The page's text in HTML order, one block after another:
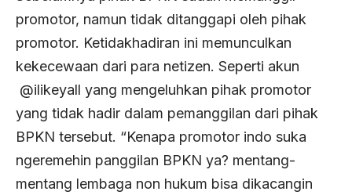
promotor, namun tidak ditanggapi oleh pihak
promotor. Ketidakhadiran ini memunculkan
kekecewaan dari para netizen. Seperti akun
@ilikeyall yang mengeluhkan pihak promotor
yang tidak hadir dalam pemanggilan dari pihak
BPKN tersebut. “Kenapa promotor indo suka
ngeremehin panggilan BPKN ya? mentang-
mentang lembaga non hukum bisa dikacangin